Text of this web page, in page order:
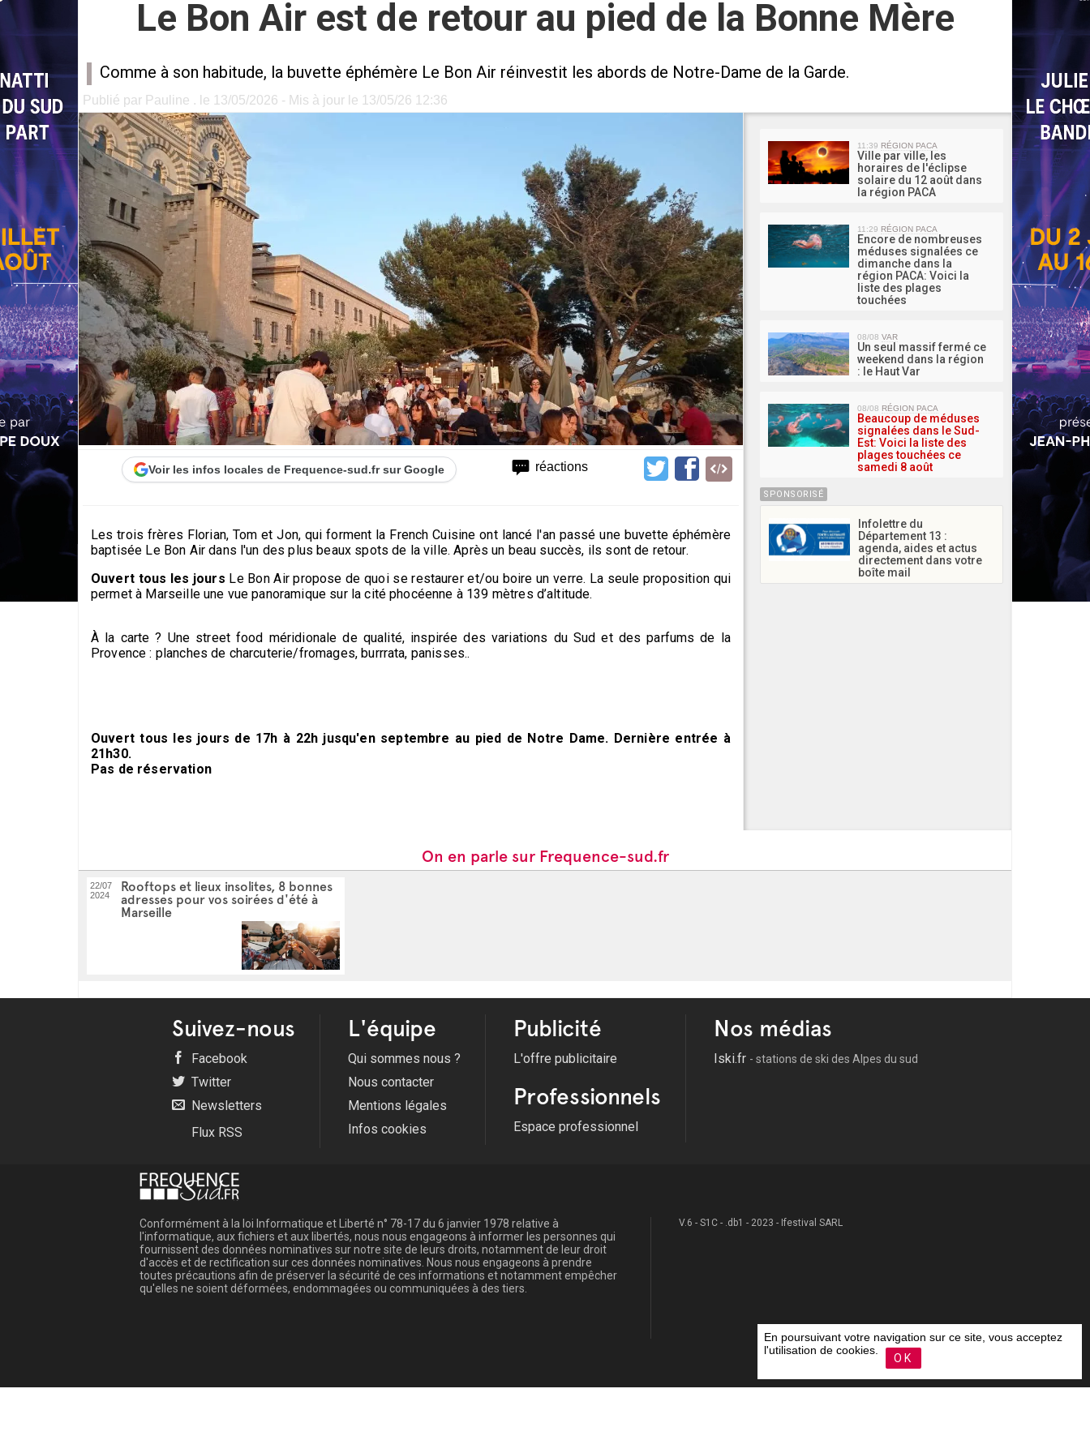
Le Bon Air est de retour au pied de la Bonne Mère
Comme à son habitude, la buvette éphémère Le Bon Air réinvestit les abords de Notre-Dame de la Garde.
Publié par Pauline . le 13/05/2026 - Mis à jour le 13/05/26 12:36
réactions
Voir les infos locales de Frequence-sud.fr sur Google
Les trois frères Florian, Tom et Jon, qui forment la French Cuisine ont lancé l'an passé une buvette éphémère
baptisée Le Bon Air dans l'un des plus beaux spots de la ville. Après un beau succès, ils sont de retour.
Ouvert tous les jours Le Bon Air propose de quoi se restaurer et/ou boire un verre. La seule proposition qui
permet à Marseille une vue panoramique sur la cité phocéenne à 139 mètres d’altitude.
À la carte ? Une street food méridionale de qualité, inspirée des variations du Sud et des parfums de la
Provence : planches de charcuterie/fromages, burrrata, panisses..
Ouvert tous les jours de 17h à 22h jusqu'en septembre au pied de Notre Dame. Dernière entrée à
21h30.
Pas de réservation
MA
11:39 RÉGION PACA
Ville par ville, les
horaires de l'éclipse
solaire du 12 août dans
la région PACA
11:29 RÉGION PACA
Encore de nombreuses
méduses signalées ce
dimanche dans la
région PACA: Voici la
liste des plages
touchées
08/08 VAR
Un seul massif fermé ce
weekend dans la région
: le Haut Var
08/08 RÉGION PACA
Beaucoup de méduses
signalées dans le Sud-
Est: Voici la liste des
plages touchées ce
samedi 8 août
SPONSORISÉ
Infolettre du
Département 13 :
agenda, aides et actus
directement dans votre
boîte mail
On en parle sur Frequence-sud.fr
22/07
2024
Rooftops et lieux insolites, 8 bonnes
adresses pour vos soirées d'été à
Marseille
Suivez-nous
Facebook
Twitter
Newsletters
Flux RSS
L'équipe
Qui sommes nous ?
Nous contacter
Mentions légales
Infos cookies
Publicité
L'offre publicitaire
Professionnels
Espace professionnel
Nos médias
Iski.fr - stations de ski des Alpes du sud
Conformément à la loi Informatique et Liberté n° 78-17 du 6 janvier 1978 relative à
l'informatique, aux fichiers et aux libertés, nous nous engageons à informer les personnes qui
fournissent des données nominatives sur notre site de leurs droits, notamment de leur droit
d'accès et de rectification sur ces données nominatives. Nous nous engageons à prendre
toutes précautions afin de préserver la sécurité de ces informations et notamment empêcher
qu'elles ne soient déformées, endommagées ou communiquées à des tiers.
V.6 - S1C - .db1 - 2023 - Ifestival SARL
En poursuivant votre navigation sur ce site, vous acceptez
l'utilisation de cookies.
OK